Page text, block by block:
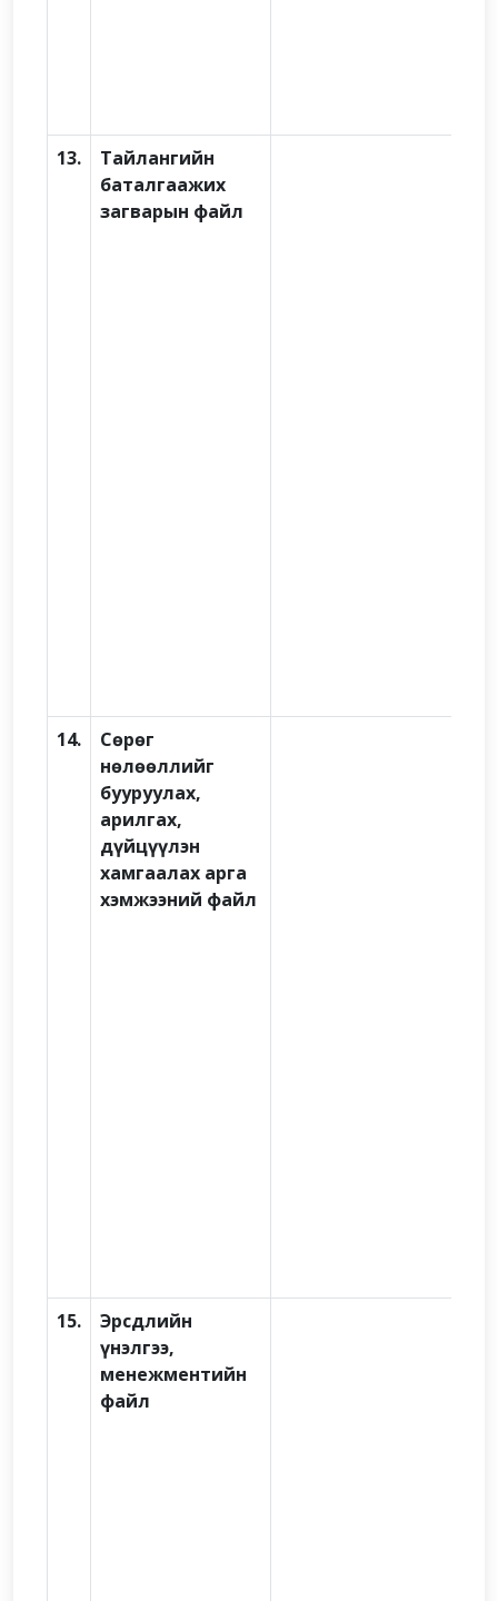
13.
Тайлангийн
баталгаажих
загварын файл
14.
Сөрөг
нөлөөллийг
бууруулах,
арилгах,
дүйцүүлэн
хамгаалах арга
хэмжээний файл
15.
Эрсдлийн
үнэлгээ,
менежментийн
файл